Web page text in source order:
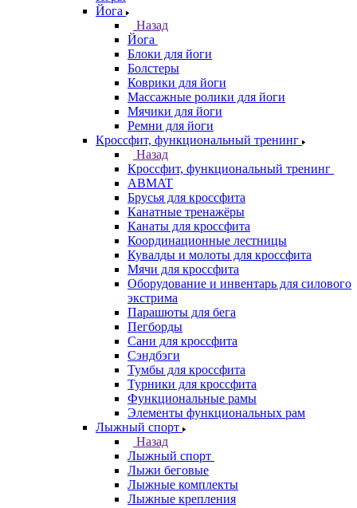
Йога
Назад
Йога
Блоки для йоги
Болстеры
Коврики для йоги
Массажные ролики для йоги
Мячики для йоги
Ремни для йоги
Кроссфит, функциональный тренинг
Назад
Кроссфит, функциональный тренинг
ABMAT
Брусья для кроссфита
Канатные тренажёры
Канаты для кроссфита
Координационные лестницы
Кувалды и молоты для кроссфита
Мячи для кроссфита
Оборудование и инвентарь для силового
экстрима
Парашюты для бега
Пегборды
Сани для кроссфита
Сэндбэги
Тумбы для кроссфита
Турники для кроссфита
Функциональные рамы
Элементы функциональных рам
Лыжный спорт
Назад
Лыжный спорт
Лыжи беговые
Лыжные комплекты
Лыжные крепления